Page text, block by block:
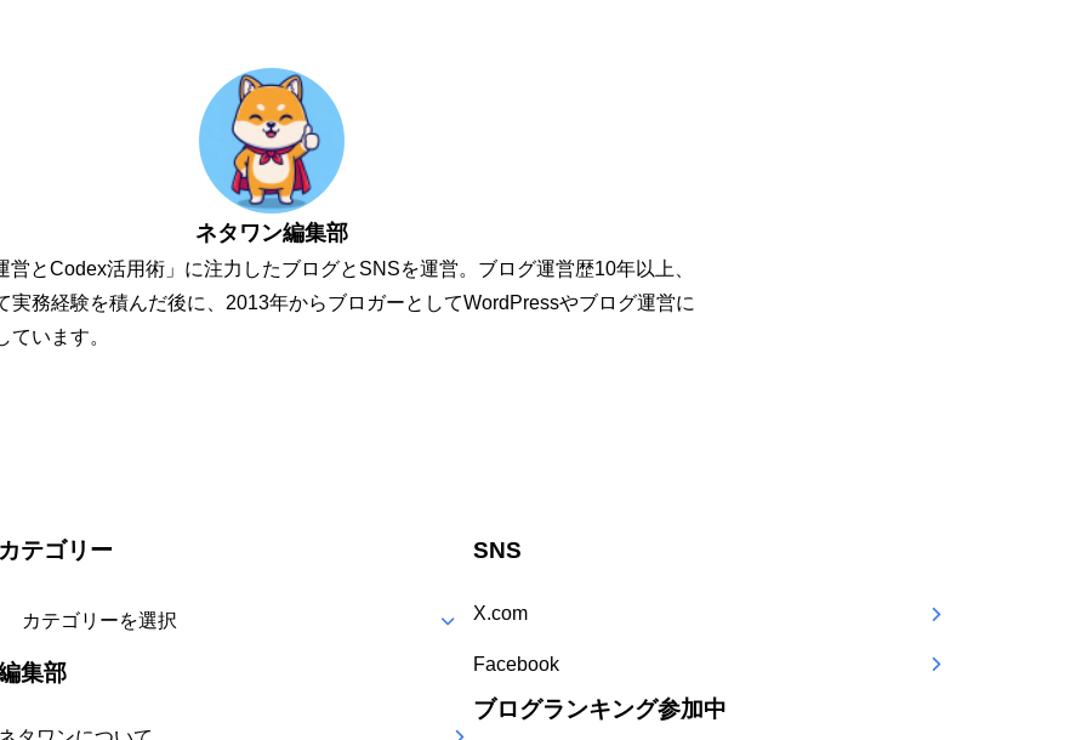
ネタワン編集部
営とCodex活用術」に注力したブログとSNSを運営。ブログ運営歴10年以上、
実務経験を積んだ後に、2013年からブロガーとしてWordPressやブログ運営に
ています。
カテゴリー
集部
SNS
X.com
Facebook
ブログランキング参加中